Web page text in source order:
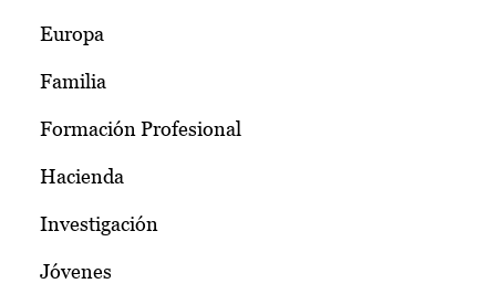
Europa
Familia
Formación Profesional
Hacienda
Investigación
Jóvenes